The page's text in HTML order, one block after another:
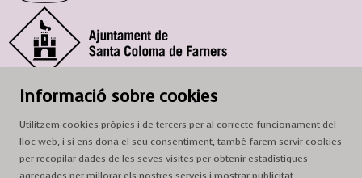
© Ajuntament de Santa Coloma de Farners
Adreça: c. del Prat, 16, 17430 Santa Coloma de Farners
Informació sobre cookies
Utilitzem cookies pròpies i de tercers per al correcte funcionament del
lloc web, i si ens dona el seu consentiment, també farem servir cookies
per recopilar dades de les seves visites per obtenir estadístiques